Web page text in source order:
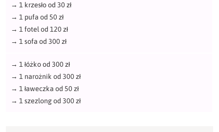
→ 1 krzesło od 30 zł
→ 1 pufa od 50 zł
→ 1 fotel od 120 zł
→ 1 sofa od 300 zł
→ 1 łóżko od 300 zł
→ 1 narożnik od 300 zł
→ 1 ławeczka od 50 zł
→ 1 szezlong od 300 zł